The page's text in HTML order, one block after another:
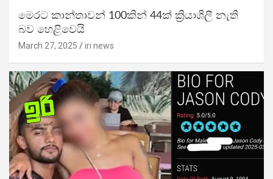
මෙරට කාන්තාවන් 100කින් 44ක් ක්‍රියාශීලී නැති
බව හෙළිවෙයි
March 27, 2025 iri news